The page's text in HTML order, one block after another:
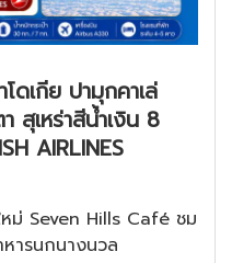
เกีย ปามุกคาเล่
สุเหร่าสีน้ำเงิน 8
AIRLINES
ม่ Seven Hills Café ชม
ารนกนางนวล